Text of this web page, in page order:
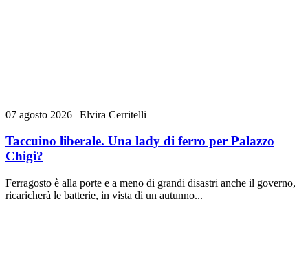
07 agosto 2026 | Elvira Cerritelli
Taccuino liberale. Una lady di ferro per Palazzo
Chigi?
Ferragosto è alla porte e a meno di grandi disastri anche il governo,
ricaricherà le batterie, in vista di un autunno...